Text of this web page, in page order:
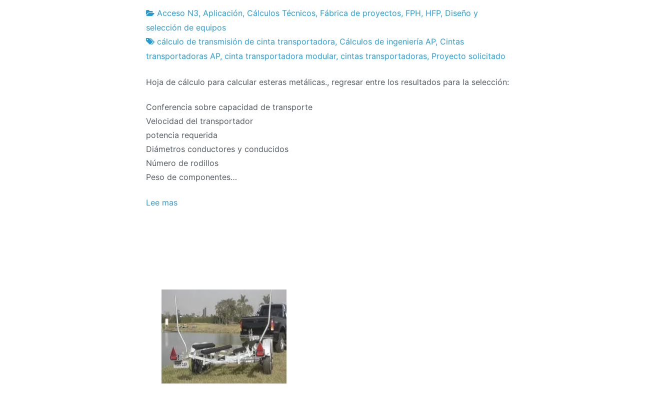
Fábrica
de
proyectos
29
de
junio
2024
Acceso N3, Aplicación, Cálculos Técnicos, Fábrica de proyectos, FPH, HFP, Diseño y
selección de equipos
cálculo de transmisión de cinta transportadora, Cálculos de ingeniería AP, Cintas
transportadoras AP, cinta transportadora modular, cintas transportadoras, Proyecto solicitado
Hoja de cálculo para calcular esteras metálicas., regresar entre los resultados para la selección:
Conferencia sobre capacidad de transporte
Velocidad del transportador
potencia requerida
Diámetros conductores y conducidos
Número de rodillos
Peso de componentes…
Lee mas